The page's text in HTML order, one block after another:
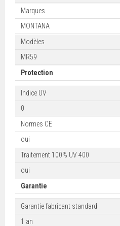
Marques
MONTANA
Modèles
MR59
Protection
Indice UV
0
Normes CE
oui
Traitement 100% UV 400
oui
Garantie
Garantie fabricant standard
1 an